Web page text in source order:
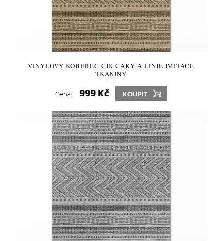
VINYLOVÝ KOBEREC CIK-CAKY A LINIE IMITACE
TKANINY
Cena: 999 Kč KOUPIT